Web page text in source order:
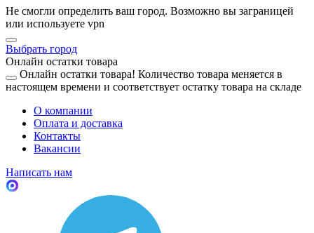
Не смогли определить ваш город. Возможно вы заграницей
или используете vpn
Выбрать город
Онлайн остатки товара
Онлайн остатки товара! Количество товара меняется в
настоящем времени и соответствует остатку товара на складе
О компании
Оплата и доставка
Контакты
Вакансии
Написать нам